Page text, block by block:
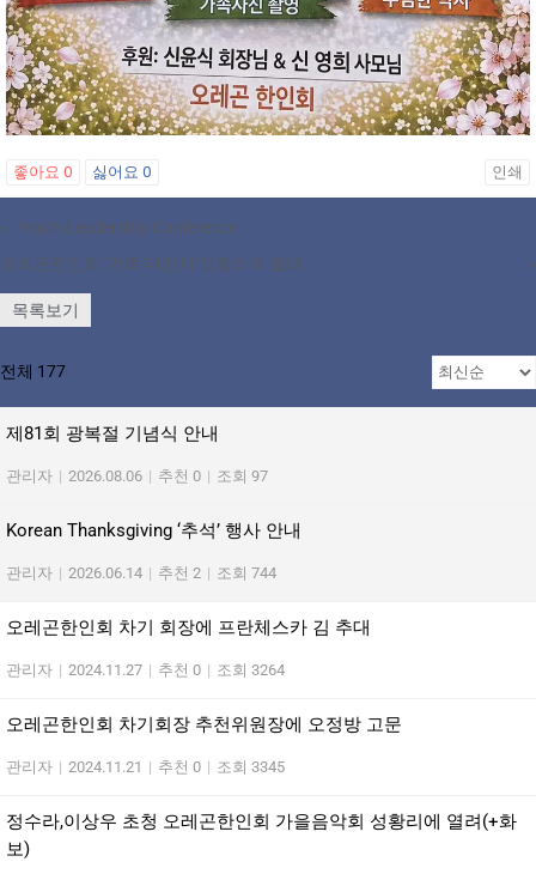
좋아요 0 싫어요 0 인쇄
«
Youth Leadership Conference
오레곤한인회 ‘가족 대잔치‘성황리에 열려
»
목록보기
전체 177
제81회 광복절 기념식 안내
관리자 | 2026.08.06 | 추천 0 | 조회 97
Korean Thanksgiving ‘추석’ 행사 안내
관리자 | 2026.06.14 | 추천 2 | 조회 744
오레곤한인회 차기 회장에 프란체스카 김 추대
관리자 | 2024.11.27 | 추천 0 | 조회 3264
오레곤한인회 차기회장 추천위원장에 오정방 고문
관리자 | 2024.11.21 | 추천 0 | 조회 3345
정수라,이상우 초청 오레곤한인회 가을음악회 성황리에 열려(+화
보)